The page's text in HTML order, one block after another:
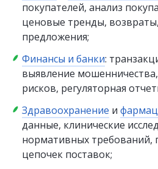
покупателей, анализ
ценовые тренды,
предложения;
Финансы и банки:
выявление
рисков, регуляторная
Здравоохранение и
данные, клинические
нормативных требований,
цепочек поставок;